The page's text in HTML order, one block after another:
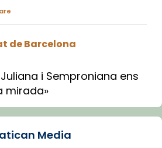
de Barcelona
i Semproniana ens
mirada»
bisbe de Tortosa, ha
Media